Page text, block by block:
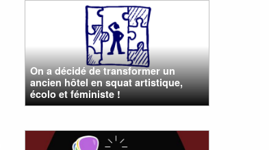
On a décidé de transformer un
ancien hôtel en squat artistique,
écolo et féministe !